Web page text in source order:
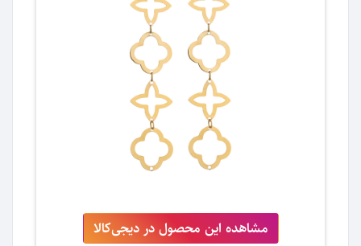
مشاهده این محصول در دیجی‌کالا